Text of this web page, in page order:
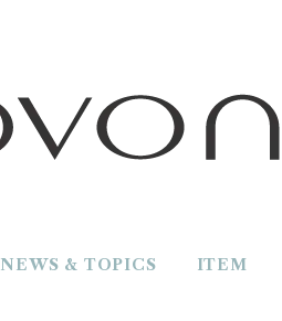
NEWS & TOPICS ITEM